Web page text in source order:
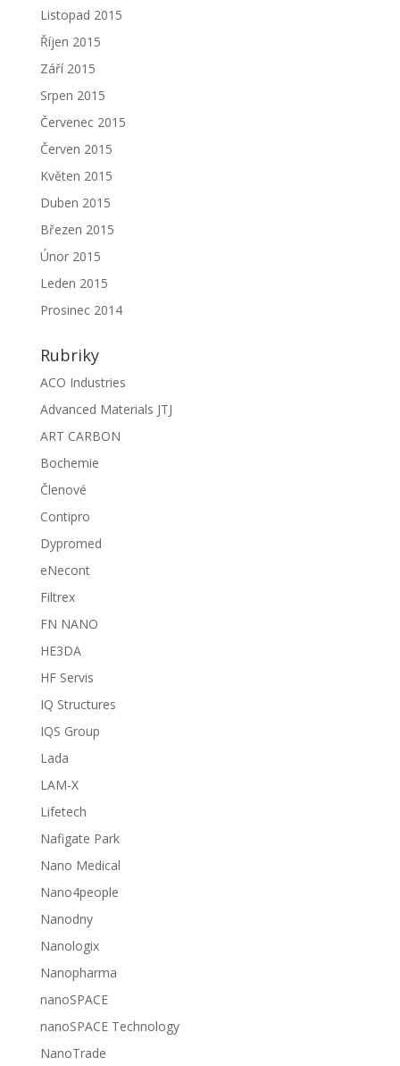
Listopad 2015
Říjen 2015
Září 2015
Srpen 2015
Červenec 2015
Červen 2015
Květen 2015
Duben 2015
Březen 2015
Únor 2015
Leden 2015
Prosinec 2014
Rubriky
ACO Industries
Advanced Materials JTJ
ART CARBON
Bochemie
Členové
Contipro
Dypromed
eNecont
Filtrex
FN NANO
HE3DA
HF Servis
IQ Structures
IQS Group
Lada
LAM-X
Lifetech
Nafigate Park
Nano Medical
Nano4people
Nanodny
Nanologix
Nanopharma
nanoSPACE
nanoSPACE Technology
NanoTrade